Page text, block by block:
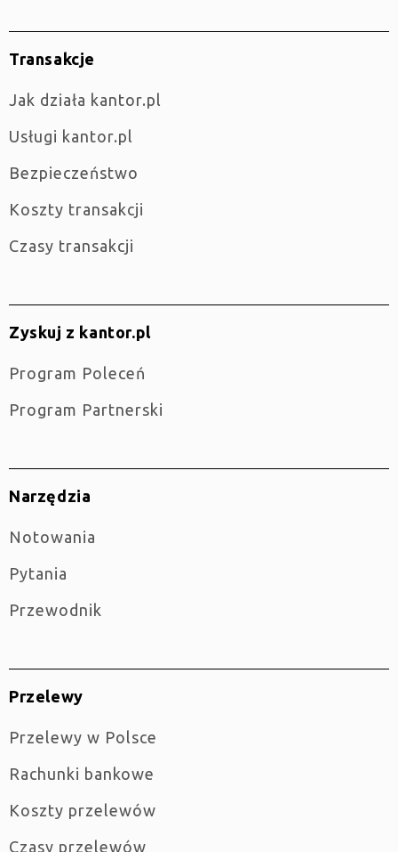
Transakcje
jak działa kantor.pl
Usługi kantor.pl
Bezpieczeństwo
Koszty transakcji
Czasy transakcji
Zyskuj z kantor.pl
Program Poleceń
Program Partnerski
Narzędzia
Notowania
Pytania
Przewodnik
Przelewy
Przelewy w Polsce
Rachunki bankowe
Koszty przelewów
Czasy przelewów